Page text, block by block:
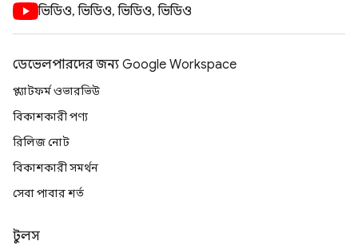
ভিডিও, ভিডিও, ভিডিও, ভিডিও
ডেভেলপারদের জন্য Google Workspace
প্ল্যাটফর্ম ওভারভিউ
বিকাশকারী পণ্য
রিলিজ নোট
বিকাশকারী সমর্থন
সেবা পাবার শর্ত
টুলস